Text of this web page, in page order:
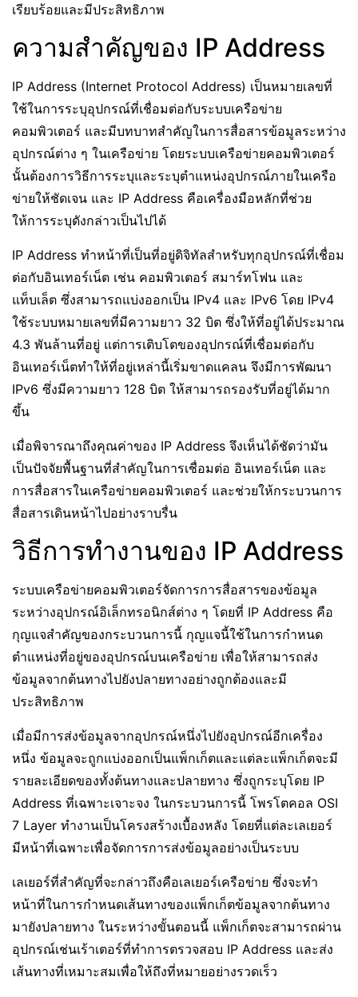
เรียบร้อยและมีประสิทธิภาพ
ความสำคัญของ IP Address
IP Address (Internet Protocol Address) เป็นหมายเลขที่
ใช้ในการระบุอุปกรณ์ที่เชื่อมต่อกับระบบเครือข่าย
คอมพิวเตอร์ และมีบทบาทสำคัญในการสื่อสารข้อมูลระหว่าง
อุปกรณ์ต่าง ๆ ในเครือข่าย โดยระบบเครือข่ายคอมพิวเตอร์
นั้นต้องการวิธีการระบุและระบุตำแหน่งอุปกรณ์ภายในเครือ
ข่ายให้ชัดเจน และ IP Address คือเครื่องมือหลักที่ช่วย
ให้การระบุดังกล่าวเป็นไปได้
IP Address ทำหน้าที่เป็นที่อยู่ดิจิทัลสำหรับทุกอุปกรณ์ที่เชื่อม
ต่อกับอินเทอร์เน็ต เช่น คอมพิวเตอร์ สมาร์ทโฟน และ
แท็บเล็ต ซึ่งสามารถแบ่งออกเป็น IPv4 และ IPv6 โดย IPv4
ใช้ระบบหมายเลขที่มีความยาว 32 บิต ซึ่งให้ที่อยู่ได้ประมาณ
4.3 พันล้านที่อยู่ แต่การเติบโตของอุปกรณ์ที่เชื่อมต่อกับ
อินเทอร์เน็ตทำให้ที่อยู่เหล่านี้เริ่มขาดแคลน จึงมีการพัฒนา
IPv6 ซึ่งมีความยาว 128 บิต ให้สามารถรองรับที่อยู่ได้มาก
ขึ้น
เมื่อพิจารณาถึงคุณค่าของ IP Address จึงเห็นได้ชัดว่ามัน
เป็นปัจจัยพื้นฐานที่สำคัญในการเชื่อมต่อ อินเทอร์เน็ต และ
การสื่อสารในเครือข่ายคอมพิวเตอร์ และช่วยให้กระบวนการ
สื่อสารเดินหน้าไปอย่างราบรื่น
วิธีการทำงานของ IP Address
ระบบเครือข่ายคอมพิวเตอร์จัดการการสื่อสารของข้อมูล
ระหว่างอุปกรณ์อิเล็กทรอนิกส์ต่าง ๆ โดยที่ IP Address คือ
กุญแจสำคัญของกระบวนการนี้ กุญแจนี้ใช้ในการกำหนด
ตำแหน่งที่อยู่ของอุปกรณ์บนเครือข่าย เพื่อให้สามารถส่ง
ข้อมูลจากต้นทางไปยังปลายทางอย่างถูกต้องและมี
ประสิทธิภาพ
เมื่อมีการส่งข้อมูลจากอุปกรณ์หนึ่งไปยังอุปกรณ์อีกเครื่อง
หนึ่ง ข้อมูลจะถูกแบ่งออกเป็นแพ็กเก็ตและแต่ละแพ็กเก็ตจะมี
รายละเอียดของทั้งต้นทางและปลายทาง ซึ่งถูกระบุโดย IP
Address ที่เฉพาะเจาะจง ในกระบวนการนี้ โพรโตคอล OSI
7 Layer ทำงานเป็นโครงสร้างเบื้องหลัง โดยที่แต่ละเลเยอร์
มีหน้าที่เฉพาะเพื่อจัดการการส่งข้อมูลอย่างเป็นระบบ
เลเยอร์ที่สำคัญที่จะกล่าวถึงคือเลเยอร์เครือข่าย ซึ่งจะทำ
หน้าที่ในการกำหนดเส้นทางของแพ็กเก็ตข้อมูลจากต้นทาง
มายังปลายทาง ในระหว่างขั้นตอนนี้ แพ็กเก็ตจะสามารถผ่าน
อุปกรณ์เช่นเร้าเตอร์ที่ทำการตรวจสอบ IP Address และส่ง
เส้นทางที่เหมาะสมเพื่อให้ถึงที่หมายอย่างรวดเร็ว